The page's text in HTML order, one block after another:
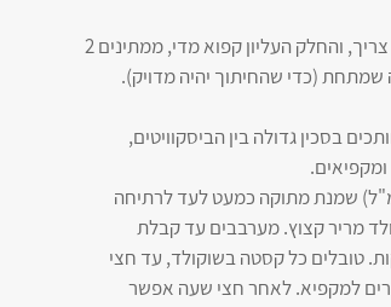
6. לאחר שהפכנו על נייר אפיה, מקלפים את נייר האפייה העליון, אם צריך, והחלק העליון קפוא מדי, ממתינים 2
שמתחת (כדי שהחיתוך יהיה מדויק).
בסכין גדולה בין הביסקוויטים,
1/2 כוס (125 מ"ל) שמנת מתוקה כמעט לעד לרתיחה
מורידים מהאש ומוסיפים 100 גרם שוקולד מריר קצוץ. מערבבים עד קבלת
אפשר להוסיף 1/4 כפית מלח או צ'ילי. מצננים 3 דקות. טובלים כל קסטה בשוקולד, עד חצי
למקפיא. לאחר חצי שעה אפשר